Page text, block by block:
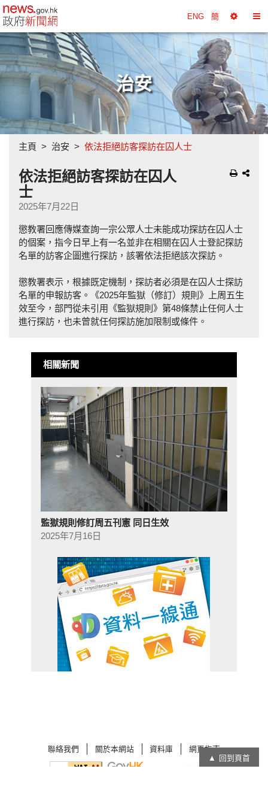
政府新聞網主頁 ENG 簡
擇
換
目
錄
治安
主頁 治安 依法拒絕訪客探訪在囚人士
依法拒絕訪客探訪在囚人
士
2025年7月22日
懲教署回應傳媒查詢一宗公眾人士未能成功探訪在囚人士
的個案，指今日早上有一名並非在相關在囚人士登記探訪
名單的訪客企圖進行探訪，該署依法拒絕該次探訪。
懲教署表示，根據既定機制，探訪者必須是在囚人士探訪
名單的申報訪客。《2025年監獄（修訂）規則》上周五生
效至今，部門從未引用《監獄規則》第48條禁止任何人士
進行探訪，也未曾就任何探訪施加限制或條件。
相關新聞
監獄規則修訂周五刊憲 同日生效
2025年7月16日
聯絡我們 關於本網站 資料庫 網頁指南
回到頁首